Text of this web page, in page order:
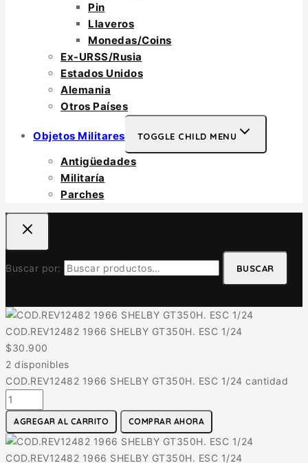
Pin
Llaveros
Monedas/Coins
Ex-URSS/Rusia
Estados Unidos
Alemania
Otros Países
Objetos Militares TOGGLE CHILD MENU
Antigüedades
Militaría
Parches
Buscar por: BUSCAR
COD.REV12482 1966 SHELBY GT350H. ESC 1/24
$30.900
2 disponibles
COD.REV12482 1966 SHELBY GT350H. ESC 1/24 cantidad
AGREGAR AL CARRITO COMPRAR AHORA
COD.REV12482 1966 SHELBY GT350H. ESC 1/24